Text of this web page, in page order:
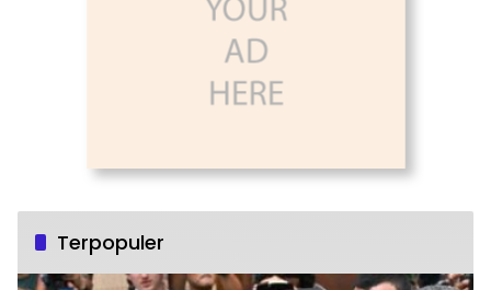
Terpopuler